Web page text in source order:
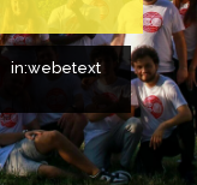
in:webetext